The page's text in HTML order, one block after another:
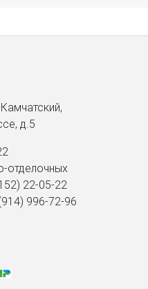
д.5
отделочных
22-05-22
996-72-96